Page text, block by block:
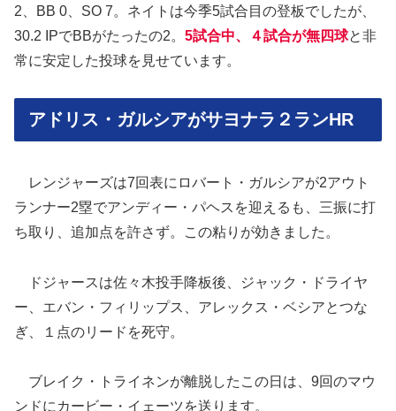
2、BB 0、SO 7。ネイトは今季5試合目の登板でしたが、
30.2 IPでBBがたったの2。 5試合中、４試合が無四球と非
常に安定した投球を見せています。
アドリス・ガルシアがサヨナラ２ランHR
レンジャーズは7回表にロバート・ガルシアが2アウト
ランナー2塁でアンディー・パヘスを迎えるも、三振に打
ち取り、追加点を許さず。この粘りが効きました。
ドジャースは佐々木投手降板後、ジャック・ドライヤ
ー、エバン・フィリップス、アレックス・ベシアとつな
ぎ、１点のリードを死守。
ブレイク・トライネンが離脱したこの日は、9回のマウ
ンドにカービー・イェーツを送ります。